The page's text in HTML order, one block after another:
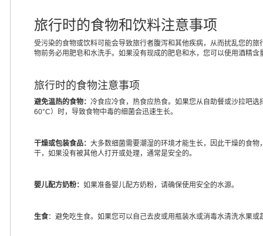
旅行时的食物和饮料注意事项
受污染的食物或饮料可能会导致旅行者腹泻和其他疾病，从而扰乱您的
物前务必用肥皂和水洗手。如果没有现成的肥皂和水，您可以使用酒精
旅行时的食物注意事项
避免温热的食物： 冷食应冷食，热食应热食。如果您从自助餐或沙拉吧
60°C）时，导致食物中毒的细菌会迅速生长。
干燥或包装食品： 大多数细菌需要潮湿的环境才能生长，因此干燥的食
干，如果没有被其他人打开或处理，通常是安全的。
婴儿配方奶粉： 如果准备婴儿配方奶粉，请确保使用安全的水源。
生食：避免吃生食。如果您可以自己去皮或用瓶装水或消毒水清洗水果